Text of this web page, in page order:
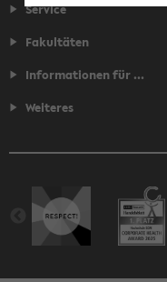
Service
Fakultäten
Informationen für ...
Weiteres